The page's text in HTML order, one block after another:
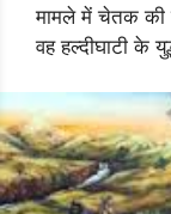
मामले में चेतक की
वह हल्दीघाटी के